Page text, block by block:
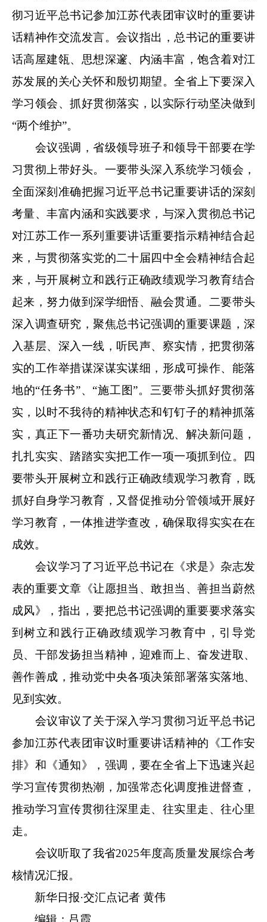
彻习近平总书记参加江苏代表团审议时的重要讲
话精神作交流发言。会议指出，总书记的重要讲
话高屋建瓴、思想深邃、内涵丰富，饱含着对江
苏发展的关心关怀和殷切期望。全省上下要深入
学习领会、抓好贯彻落实，以实际行动坚决做到
“两个维护”。
会议强调，省级领导班子和领导干部要在学
习贯彻上带好头。一要带头深入系统学习领会，
全面深刻准确把握习近平总书记重要讲话的深刻
考量、丰富内涵和实践要求，与深入贯彻总书记
对江苏工作一系列重要讲话重要指示精神结合起
来，与贯彻落实党的二十届四中全会精神结合起
来，与开展树立和践行正确政绩观学习教育结合
起来，努力做到深学细悟、融会贯通。二要带头
深入调查研究，聚焦总书记强调的重要课题，深
入基层、深入一线，听民声、察实情，把贯彻落
实的工作举措谋深谋实谋细，形成可操作、能落
地的“任务书”、“施工图”。三要带头抓好贯彻落
实，以时不我待的精神状态和钉钉子的精神抓落
实，真正下一番功夫研究新情况、解决新问题，
扎扎实实、踏踏实实把工作一项一项抓到位。四
要带头开展树立和践行正确政绩观学习教育，既
抓好自身学习教育，又督促推动分管领域开展好
学习教育，一体推进学查改，确保取得实实在在
成效。
会议学习了习近平总书记在《求是》杂志发
表的重要文章《让愿担当、敢担当、善担当蔚然
成风》，指出，要把总书记强调的重要要求落实
到树立和践行正确政绩观学习教育中，引导党
员、干部发扬担当精神，迎难而上、奋发进取、
善作善成，推动党中央各项决策部署落实落地、
见到实效。
会议审议了关于深入学习贯彻习近平总书记
参加江苏代表团审议时重要讲话精神的《工作安
排》和《通知》，强调，要在全省上下迅速兴起
学习宣传贯彻热潮，加强常态化调度推进督查，
推动学习宣传贯彻往深里走、往实里走、往心里
走。
会议听取了我省2025年度高质量发展综合考
核情况汇报。
新华日报·交汇点记者 黄伟
编辑：吕霞